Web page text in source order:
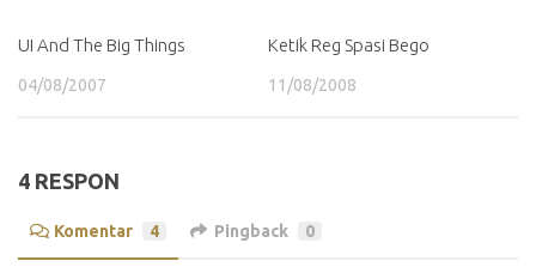
UI And The Big Things
04/08/2007
Ketik Reg Spasi Bego
11/08/2008
4 RESPON
Komentar 4 Pingback 0